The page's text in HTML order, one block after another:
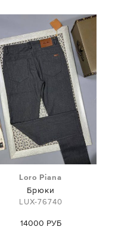
Loro Piana
Брюки
LUX-76740
14000 РУБ